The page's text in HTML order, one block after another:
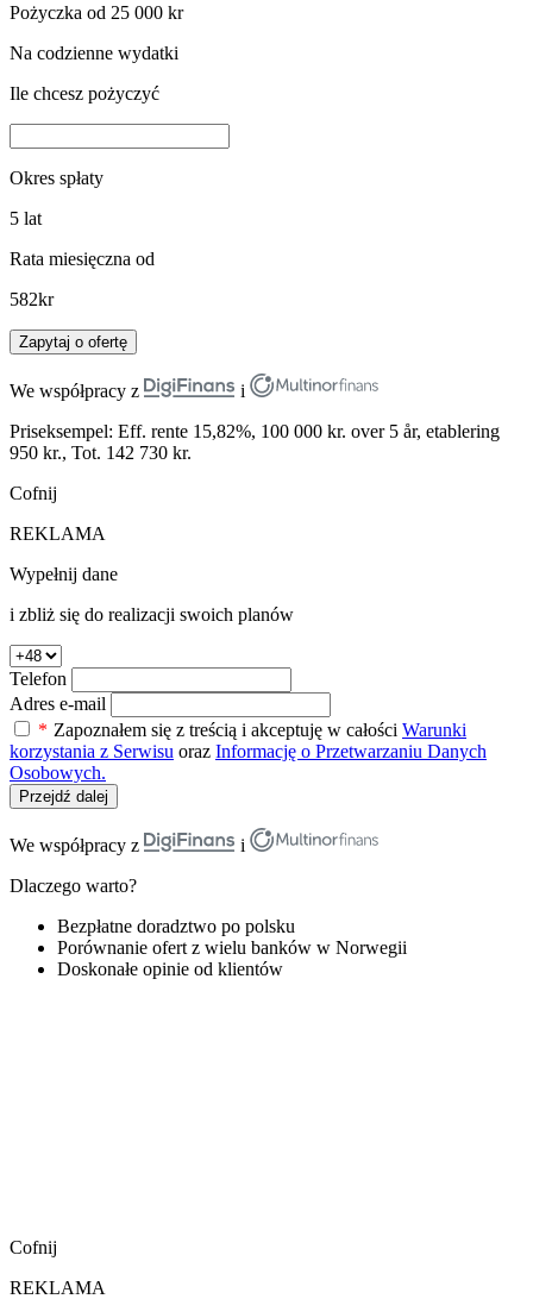
Pożyczka od 25 000 kr
Na codzienne wydatki
Ile chcesz pożyczyć
Okres spłaty
5 lat
Rata miesięczna od
582kr
Zapytaj o ofertę
We współpracy z
i
Priseksempel: Eff. rente 15,82%, 100 000 kr. over 5 år, etablering
950 kr., Tot. 142 730 kr.
Cofnij
REKLAMA
Wypełnij dane
i zbliż się do realizacji swoich planów
Telefon
Adres e-mail
* Zapoznałem się z treścią i akceptuję w całości Warunki
korzystania z Serwisu oraz Informację o Przetwarzaniu Danych
Osobowych.
Przejdź dalej
We współpracy z
i
Dlaczego warto?
Bezpłatne doradztwo po polsku
Porównanie ofert z wielu banków w Norwegii
Doskonałe opinie od klientów
Cofnij
REKLAMA